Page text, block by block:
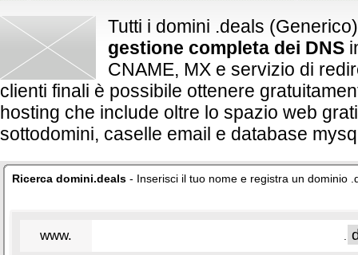
Tutti i domini .deals
gestione completa dei DNS
CNAME, MX e servizio di
clienti finali è possibile ottenere
hosting che include oltre lo spazio web
sottodomini, caselle email e database
Ricerca domini.deals - Inserisci il tuo nome e registra un dominio
www.